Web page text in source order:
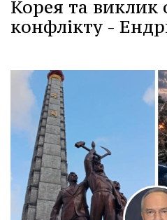
Корея та виклик
конфлікту -